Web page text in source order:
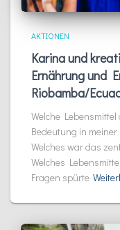
AKTIONEN
Karina und
Ernährung und
Riobamba/
Welche
Bedeutung in
Welches war das
Welches
Fragen spürte